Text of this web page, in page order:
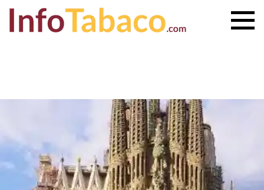
ESTANCO MÁS CERCANO